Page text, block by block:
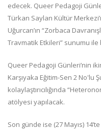
edecek. Queer Pedagoji
Türkan Saylan Kültür
Uğurcan’ın “Zorbaca
Travmatik Etkileri” sunumu ile
Queer Pedagoji Günleri’nin
Karşıyaka Eğitim-Sen 2 No'lu
kolaylaştırıcılığında
atölyesi yapılacak.
Son günde ise (27 Mayıs)